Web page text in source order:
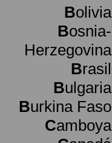
Bolivia
Bosnia-
Herzegovina
Brasil
Bulgaria
Burkina Faso
Camboya